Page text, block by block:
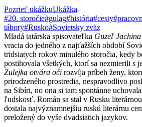
Pozrieť ukážkuUkážka
#20. storočie#gulag#história#cesty
tábory#Rusko#Sovietsky zväz
Mladá tatárska spisovateľka Guzeľ Jachina
vracia do jedného z najťažších období
tridsiatych rokov minulého storočia, kedy
postihovala všetkých, ktorí sa nezmierili s
Zulejka otvára oči rozvíja príbeh ženy,
prirodzeného prostredia, nespravodlivo
na Sibíri, no ona si tam spontánne
ľudskosť. Román sa stal v Rusku
dostala najvýznamnejšiu ruskú literárnu
preložený do vyše dvadsiatich jazykov.